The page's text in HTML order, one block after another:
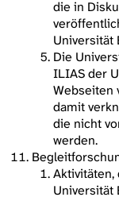
die in
Universität
Die
ILIAS der
Webseiten
damit
die nicht
werden.
Aktivitäten,
Universität